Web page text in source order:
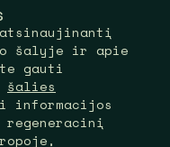
šalyje ir apie
gauti
šalies
informacijos